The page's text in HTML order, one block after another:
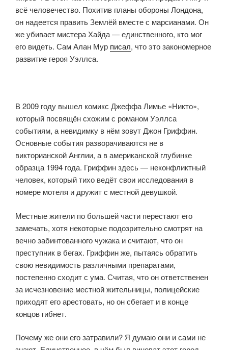
всё человечество. Похитив планы обороны Лондона,
он надеется править Землёй вместе с марсианами. Он
же убивает мистера Хайда — единственного, кто мог
его видеть. Сам Алан Мур писал, что это закономерное
развитие героя Уэллса.
В 2009 году вышел комикс Джеффа Лимье «Никто»,
который посвящён схожим с романом Уэллса
событиям, а невидимку в нём зовут Джон Гриффин.
Основные события разворачиваются не в
викторианской Англии, а в американской глубинке
образца 1994 года. Гриффин здесь — неконфликтный
человек, который тихо ведёт свои исследования в
номере мотеля и дружит с местной девушкой.
Местные жители по большей части перестают его
замечать, хотя некоторые подозрительно смотрят на
вечно забинтованного чужака и считают, что он
преступник в бегах. Гриффин же, пытаясь обратить
свою невидимость различными препаратами,
постепенно сходит с ума. Считая, что он ответственен
за исчезновение местной жительницы, полицейские
приходят его арестовать, но он сбегает и в конце
концов гибнет.
Почему же они его затравили? Я думаю они и сами не